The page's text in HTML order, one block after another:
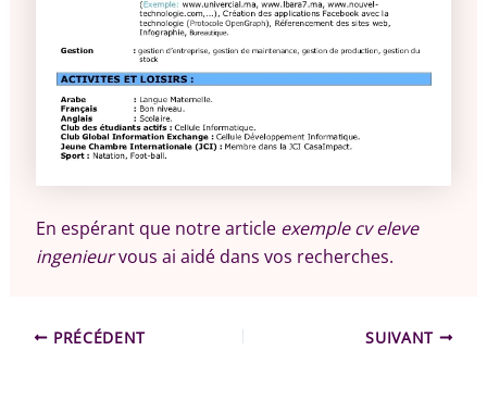
En espérant que notre article exemple cv eleve
ingenieurvous ai aidé dans vos recherches.
PRÉCÉDENT SUIVANT